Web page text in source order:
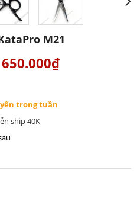
M21
trong tuần
ship 40K